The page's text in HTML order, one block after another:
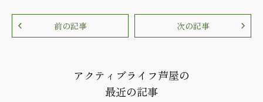
前の記事 次の記事
アクティブライフ芦屋の
最近の記事